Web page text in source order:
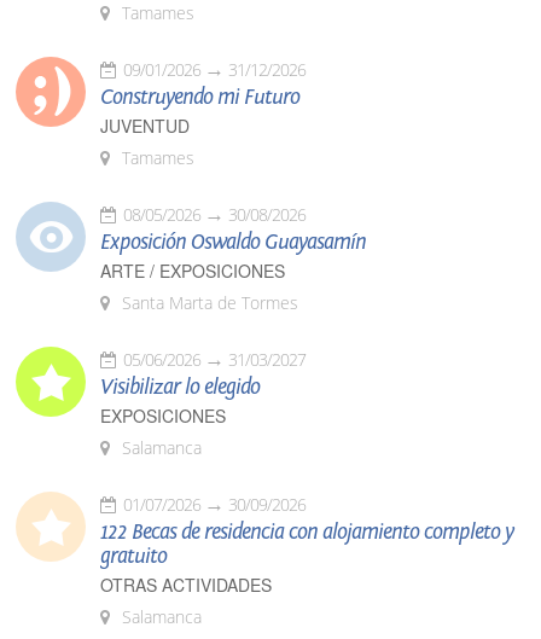
Tamames
09/01/2026 31/12/2026
Construyendo mi Futuro
JUVENTUD
Tamames
08/05/2026 30/08/2026
Exposición Oswaldo Guayasamín
ARTE / EXPOSICIONES
Santa Marta de Tormes
05/06/2026 31/03/2027
Visibilizar lo elegido
EXPOSICIONES
Salamanca
01/07/2026 30/09/2026
122 Becas de residencia con alojamiento completo y
gratuito
OTRAS ACTIVIDADES
Salamanca